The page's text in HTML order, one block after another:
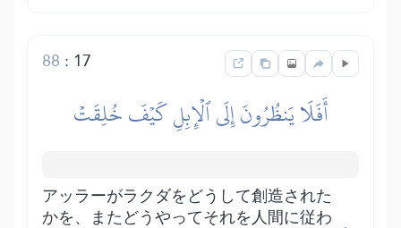
17
:
88
أَفَلَا يَنظُرُونَ إِلَى ٱلۡإِبِلِ كَيۡفَ خُلِقَتۡ
アッラーがラクダをどうして創造された
かを、またどうやってそれを人間に従わ